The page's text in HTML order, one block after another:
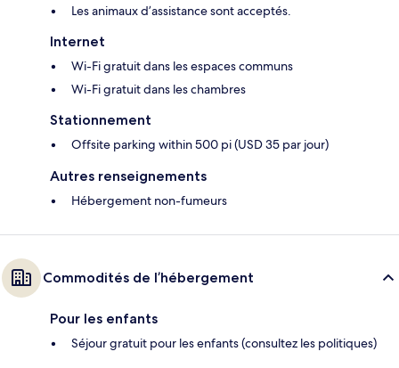
Les animaux d’assistance sont acceptés.
Internet
Wi-Fi gratuit dans les espaces communs
Wi-Fi gratuit dans les chambres
Stationnement
Offsite parking within 500 pi (USD 35 par jour)
Autres renseignements
Hébergement non-fumeurs
Commodités de l’hébergement
Pour les enfants
Séjour gratuit pour les enfants (consultez les politiques)